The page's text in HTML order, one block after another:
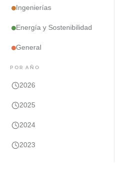
Ingenierías
Energía y Sostenibilidad
General
POR AÑO
2026
2025
2024
2023